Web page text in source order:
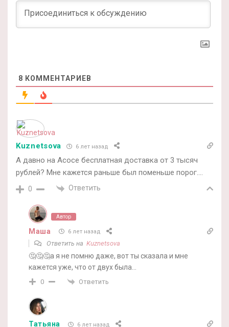
8 КОММЕНТАРИЕВ
Kuznetsova 6 лет назад
А давно на Асосе бесплатная доставка от 3 тысяч
рублей? Мне кажется раньше был поменьше порог….
0 Ответить
Автор
Маша 6 лет назад
Ответить на Kuznetsova
🤔🤔🤔а я не помню даже, вот ты сказала и мне
кажется уже, что от двух была…
0 Ответить
Татьяна 6 лет назад